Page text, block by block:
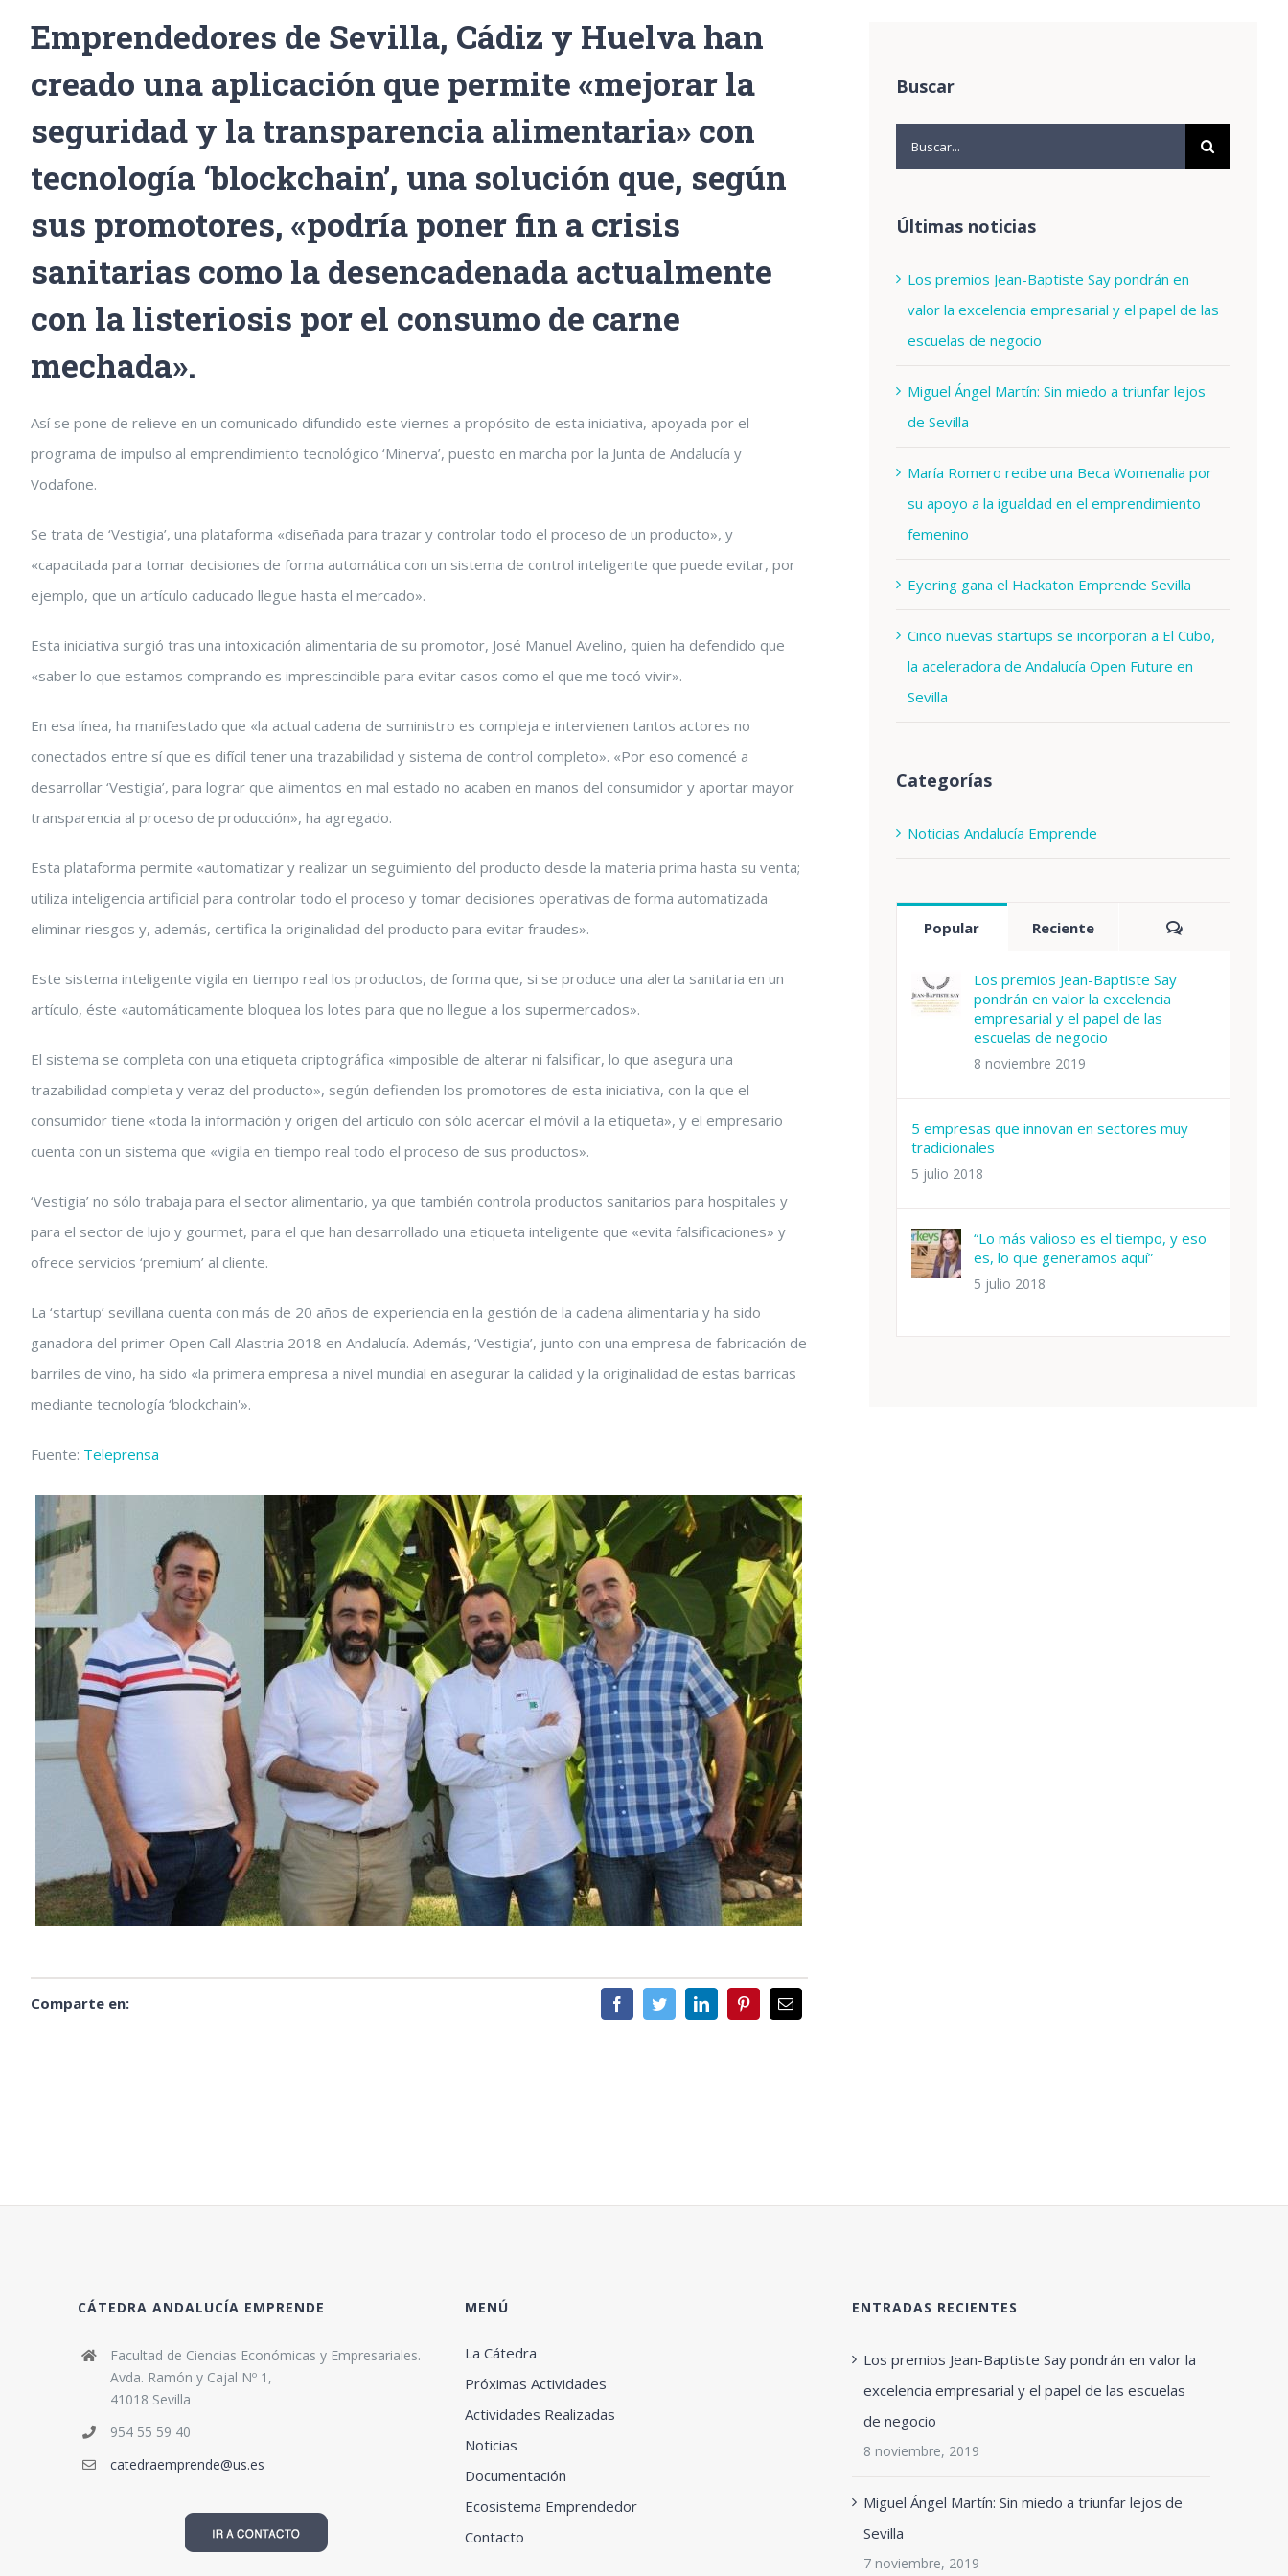
Emprendedores de Sevilla, Cádiz y Huelva han
creado una aplicación que permite «mejorar la
seguridad y la transparencia alimentaria» con
tecnología ‘blockchain’, una solución que, según
sus promotores, «podría poner fin a crisis
sanitarias como la desencadenada actualmente
con la listeriosis por el consumo de carne
mechada».
Así se pone de relieve en un comunicado difundido este viernes a propósito de esta iniciativa, apoyada por el
programa de impulso al emprendimiento tecnológico ‘Minerva’, puesto en marcha por la Junta de Andalucía y
Vodafone.
Se trata de ‘Vestigia’, una plataforma «diseñada para trazar y controlar todo el proceso de un producto», y
«capacitada para tomar decisiones de forma automática con un sistema de control inteligente que puede evitar, por
ejemplo, que un artículo caducado llegue hasta el mercado».
Esta iniciativa surgió tras una intoxicación alimentaria de su promotor, José Manuel Avelino, quien ha defendido que
«saber lo que estamos comprando es imprescindible para evitar casos como el que me tocó vivir».
En esa línea, ha manifestado que «la actual cadena de suministro es compleja e intervienen tantos actores no
conectados entre sí que es difícil tener una trazabilidad y sistema de control completo». «Por eso comencé a
desarrollar ‘Vestigia’, para lograr que alimentos en mal estado no acaben en manos del consumidor y aportar mayor
transparencia al proceso de producción», ha agregado.
Esta plataforma permite «automatizar y realizar un seguimiento del producto desde la materia prima hasta su venta;
utiliza inteligencia artificial para controlar todo el proceso y tomar decisiones operativas de forma automatizada
eliminar riesgos y, además, certifica la originalidad del producto para evitar fraudes».
Este sistema inteligente vigila en tiempo real los productos, de forma que, si se produce una alerta sanitaria en un
artículo, éste «automáticamente bloquea los lotes para que no llegue a los supermercados».
El sistema se completa con una etiqueta criptográfica «imposible de alterar ni falsificar, lo que asegura una
trazabilidad completa y veraz del producto», según defienden los promotores de esta iniciativa, con la que el
consumidor tiene «toda la información y origen del artículo con sólo acercar el móvil a la etiqueta», y el empresario
cuenta con un sistema que «vigila en tiempo real todo el proceso de sus productos».
‘Vestigia’ no sólo trabaja para el sector alimentario, ya que también controla productos sanitarios para hospitales y
para el sector de lujo y gourmet, para el que han desarrollado una etiqueta inteligente que «evita falsificaciones» y
ofrece servicios ‘premium’ al cliente.
La ‘startup’ sevillana cuenta con más de 20 años de experiencia en la gestión de la cadena alimentaria y ha sido
ganadora del primer Open Call Alastria 2018 en Andalucía. Además, ‘Vestigia’, junto con una empresa de fabricación de
barriles de vino, ha sido «la primera empresa a nivel mundial en asegurar la calidad y la originalidad de estas barricas
mediante tecnología ‘blockchain'».
Fuente: Teleprensa
Comparte en:
Buscar
Buscar:
Últimas noticias
Los premios Jean-Baptiste Say pondrán en
valor la excelencia empresarial y el papel de las
escuelas de negocio
Miguel Ángel Martín: Sin miedo a triunfar lejos
de Sevilla
María Romero recibe una Beca Womenalia por
su apoyo a la igualdad en el emprendimiento
femenino
Eyering gana el Hackaton Emprende Sevilla
Cinco nuevas startups se incorporan a El Cubo,
la aceleradora de Andalucía Open Future en
Sevilla
Categorías
Noticias Andalucía Emprende
Popular Reciente Comentarios
Los premios Jean-Baptiste Say
pondrán en valor la excelencia
empresarial y el papel de las
escuelas de negocio
8 noviembre 2019
5 empresas que innovan en sectores muy
tradicionales
5 julio 2018
“Lo más valioso es el tiempo, y eso
es, lo que generamos aquí”
5 julio 2018
CÁTEDRA ANDALUCÍA EMPRENDE
Facultad de Ciencias Económicas y Empresariales.
Avda. Ramón y Cajal Nº 1,
41018 Sevilla
954 55 59 40
catedraemprende@us.es
MENÚ
La Cátedra
Próximas Actividades
Actividades Realizadas
Noticias
Documentación
Ecosistema Emprendedor
Contacto
ENTRADAS RECIENTES
Los premios Jean-Baptiste Say pondrán en valor la
excelencia empresarial y el papel de las escuelas
de negocio
8 noviembre, 2019
Miguel Ángel Martín: Sin miedo a triunfar lejos de
Sevilla
7 noviembre, 2019